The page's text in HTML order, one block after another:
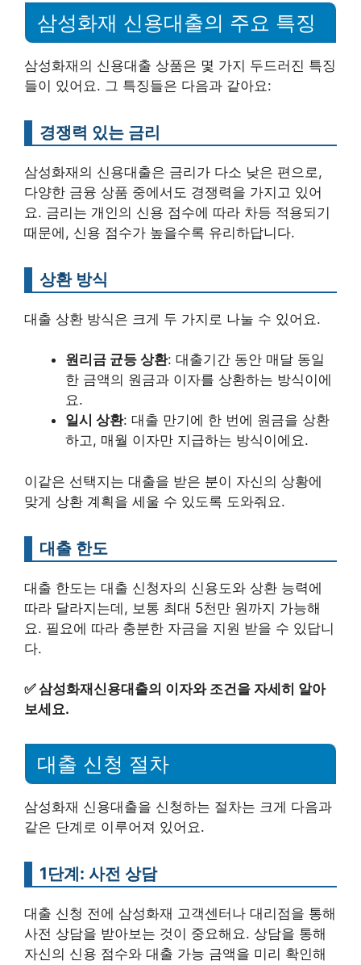
삼성화재 신용대출의 주요 특징
삼성화재의 신용대출 상품은 몇 가지 두드러진 특징
들이 있어요. 그 특징들은 다음과 같아요:
경쟁력 있는 금리
삼성화재의 신용대출은 금리가 다소 낮은 편으로,
다양한 금융 상품 중에서도 경쟁력을 가지고 있어
요. 금리는 개인의 신용 점수에 따라 차등 적용되기
때문에, 신용 점수가 높을수록 유리하답니다.
상환 방식
대출 상환 방식은 크게 두 가지로 나눌 수 있어요.
원리금 균등 상환: 대출기간 동안 매달 동일
한 금액의 원금과 이자를 상환하는 방식이에
요.
일시 상환: 대출 만기에 한 번에 원금을 상환
하고, 매월 이자만 지급하는 방식이에요.
이같은 선택지는 대출을 받은 분이 자신의 상황에
맞게 상환 계획을 세울 수 있도록 도와줘요.
대출 한도
대출 한도는 대출 신청자의 신용도와 상환 능력에
따라 달라지는데, 보통 최대 5천만 원까지 가능해
요. 필요에 따라 충분한 자금을 지원 받을 수 있답니
다.
✅삼성화재신용대출의 이자와 조건을 자세히 알아
보세요.
대출 신청 절차
삼성화재 신용대출을 신청하는 절차는 크게 다음과
같은 단계로 이루어져 있어요.
1단계: 사전 상담
대출 신청 전에 삼성화재 고객센터나 대리점을 통해
사전 상담을 받아보는 것이 중요해요. 상담을 통해
자신의 신용 점수와 대출 가능 금액을 미리 확인해